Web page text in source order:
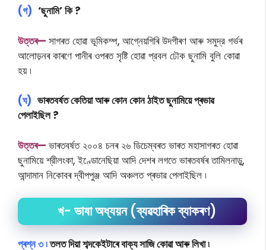
(গ) ‘ছুনামি’ কি ?
উত্তৰ— সাগৰত হােৱা ভূমিকম্প, আগ্নেয়গিৰি উদগীৰণ আৰু সমুদ্র গর্ভৰ
আলােড়নৰ কাৰণে পানীৰ ওপৰত সৃষ্টি হােৱা প্রবল ঢৌক ছুনামি বুলি কোৱা
হয় ৷
(ঘ) ভাৰতবৰ্ষত কেতিয়া আৰু কোন কোন ঠাইত ছুনামিয়ে প্ৰভাৱ
পেলাইছিল ?
উত্তৰ— ভাৰতবৰ্ষত ২০০৪ চনৰ ২৬ ডিচেম্বৰত ভাৰত মহাসাগৰত হােৱা
ছুনামিয়ে শ্রীলংকা, ইণ্ডোনেছিয়া আদি দেশৰ লগতে ভাৰতবৰ্ষৰ তামিলনাড়ু,
আন্দামান নিকোবৰ দ্বীপপুঞ্জ আদি অঞ্চলত প্ৰভাৱ পেলাইছিল ৷
খ- ভাষা অধ্যয়ন (ব্যৱহাৰিক ব্যাকৰণ)
প্ৰশ্ন ৩ ৷তলত দিয়া শব্দকেইটাৰে বাক্য সাজি কোৱা আৰু লিখা ৷